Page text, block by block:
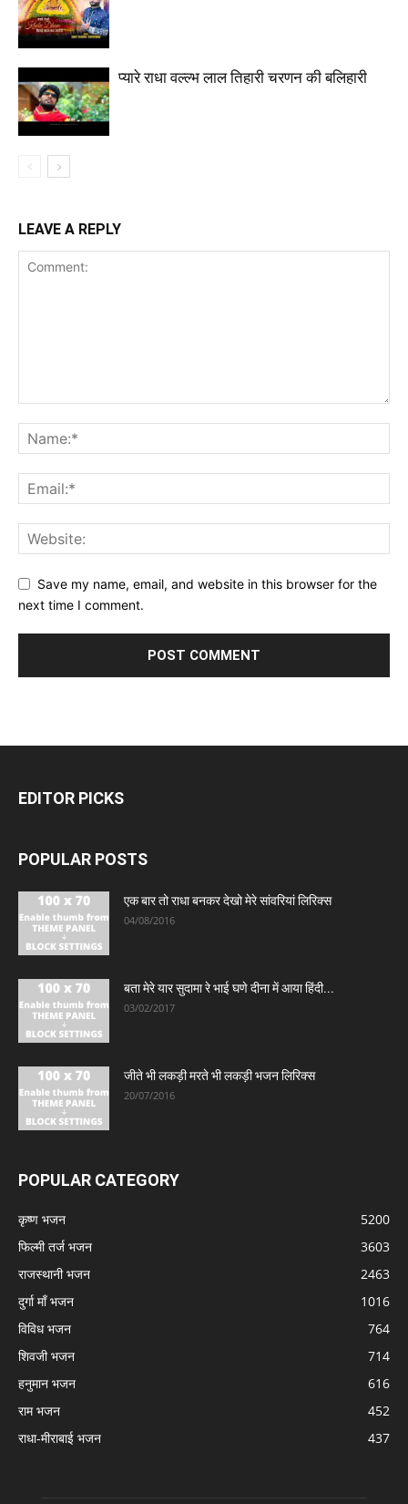
प्यारे राधा वल्ल्भ लाल तिहारी चरणन की बलिहारी
LEAVE A REPLY
Save my name, email, and website in this browser for the
next time I comment.
EDITOR PICKS
POPULAR POSTS
एक बार तो राधा बनकर देखो मेरे सांवरियां लिरिक्स
04/08/2016
बता मेरे यार सुदामा रे भाई घणे दीना में आया हिंदी...
03/02/2017
जीते भी लकड़ी मरते भी लकड़ी भजन लिरिक्स
20/07/2016
POPULAR CATEGORY
कृष्ण भजन
5200
फिल्मी तर्ज भजन
3603
राजस्थानी भजन
2463
दुर्गा माँ भजन
1016
विविध भजन
764
शिवजी भजन
714
हनुमान भजन
616
राम भजन
452
राधा-मीराबाई भजन
437